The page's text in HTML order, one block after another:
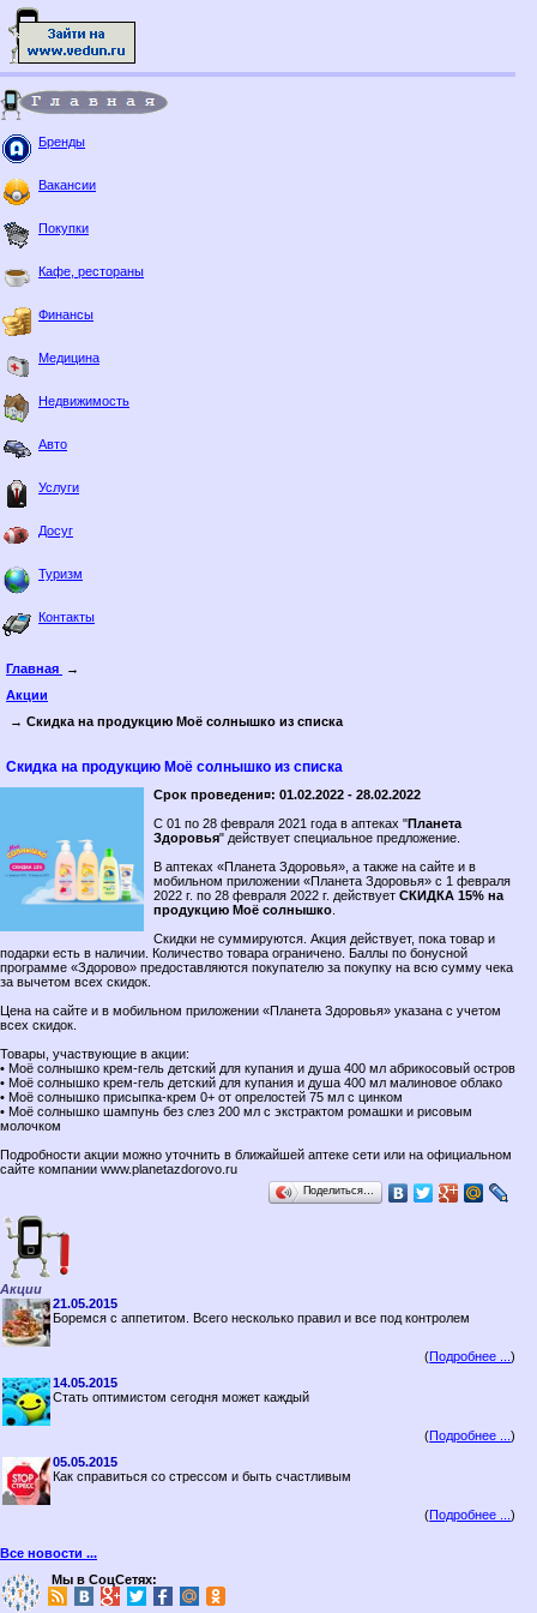
Бренды
Вакансии
Покупки
Кафе, рестораны
Финансы
Медицина
Недвижимость
Авто
Услуги
Досуг
Туризм
Контакты
Главная
→
Акции
→ Скидка на продукцию Моё солнышко из списка
Скидка на продукцию Моё солнышко из списка
Срок проведени¤: 01.02.2022 - 28.02.2022
C 01 по 28 февраля 2021 года в аптеках "Планета
Здоровья" действует специальное предложение.
В аптеках «Планета Здоровья», а также на сайте и в
мобильном приложении «Планета Здоровья» c 1 февраля
2022 г. по 28 февраля 2022 г. действует СКИДКА 15% на
продукцию Моё солнышко
Скидки не суммируются. Акция действует, пока товар и
подарки есть в наличии. Количество товара ограничено. Баллы по бонусной
программе «Здорово» предоставляются покупателю за покупку на всю сумму чека
за вычетом всех скидок.
Цена на сайте и в мобильном приложении «Планета Здоровья» указана с учетом
всех скидок.
Товары, участвующие в акции:
• Моё солнышко крем-гель детский для купания и душа 400 мл абрикосовый остров
• Моё солнышко крем-гель детский для купания и душа 400 мл малиновое облако
• Моё солнышко присыпка-крем 0+ от опрелостей 75 мл с цинком
• Моё солнышко шампунь без слез 200 мл с экстрактом ромашки и рисовым
молочком
Подробности акции можно уточнить в ближайшей аптеке сети или на официальном
сайте компании www.planetazdorovo.ru
Поделиться…
Акции
21.05.2015
Боремся с аппетитом. Всего несколько правил и все под контролем
(Подробнее ...)
14.05.2015
Стать оптимистом сегодня может каждый
(Подробнее ...)
05.05.2015
Как справиться со стрессом и быть счастливым
(Подробнее ...)
Все новости ...
Мы в СоцСетях: